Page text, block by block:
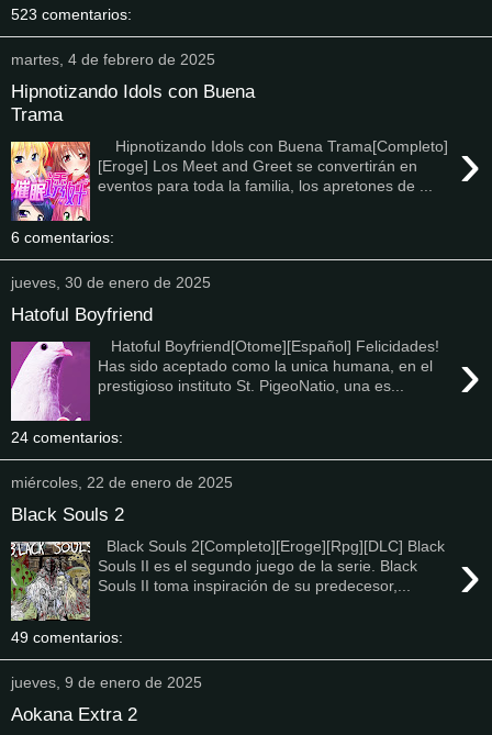
523 comentarios:
martes, 4 de febrero de 2025
Hipnotizando Idols con Buena
Trama
›
Hipnotizando Idols con Buena Trama[Completo]
[Eroge] Los Meet and Greet se convertirán en
eventos para toda la familia, los apretones de ...
6 comentarios:
jueves, 30 de enero de 2025
Hatoful Boyfriend
›
Hatoful Boyfriend[Otome][Español] Felicidades!
Has sido aceptado como la unica humana, en el
prestigioso instituto St. PigeoNatio, una es...
24 comentarios:
miércoles, 22 de enero de 2025
Black Souls 2
›
Black Souls 2[Completo][Eroge][Rpg][DLC] Black
Souls II es el segundo juego de la serie. Black
Souls II toma inspiración de su predecesor,...
49 comentarios:
jueves, 9 de enero de 2025
Aokana Extra 2